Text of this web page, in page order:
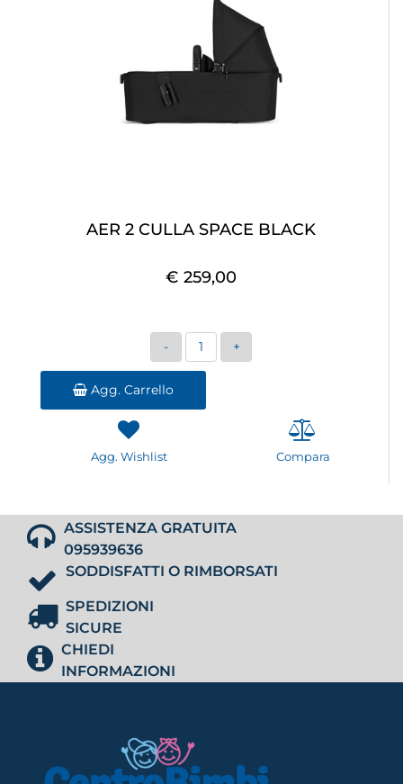
AER 2 CULLA SPACE BLACK
€ 259,00
Quantità
Agg. Carrello
Agg. Wishlist Compara
ASSISTENZA GRATUITA
095939636
SODDISFATTI O RIMBORSATI
SPEDIZIONI
SICURE
CHIEDI
INFORMAZIONI